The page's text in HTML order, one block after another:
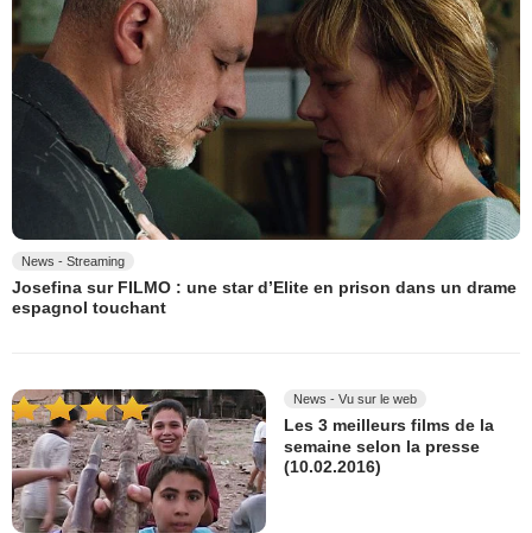
News - Streaming
Josefina sur FILMO : une star d’Elite en prison dans un drame
espagnol touchant
News - Vu sur le web
Les 3 meilleurs films de la
semaine selon la presse
(10.02.2016)